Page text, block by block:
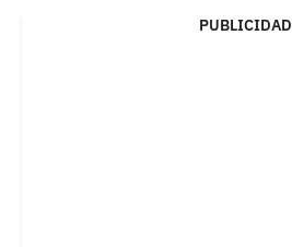
PUBLICIDAD